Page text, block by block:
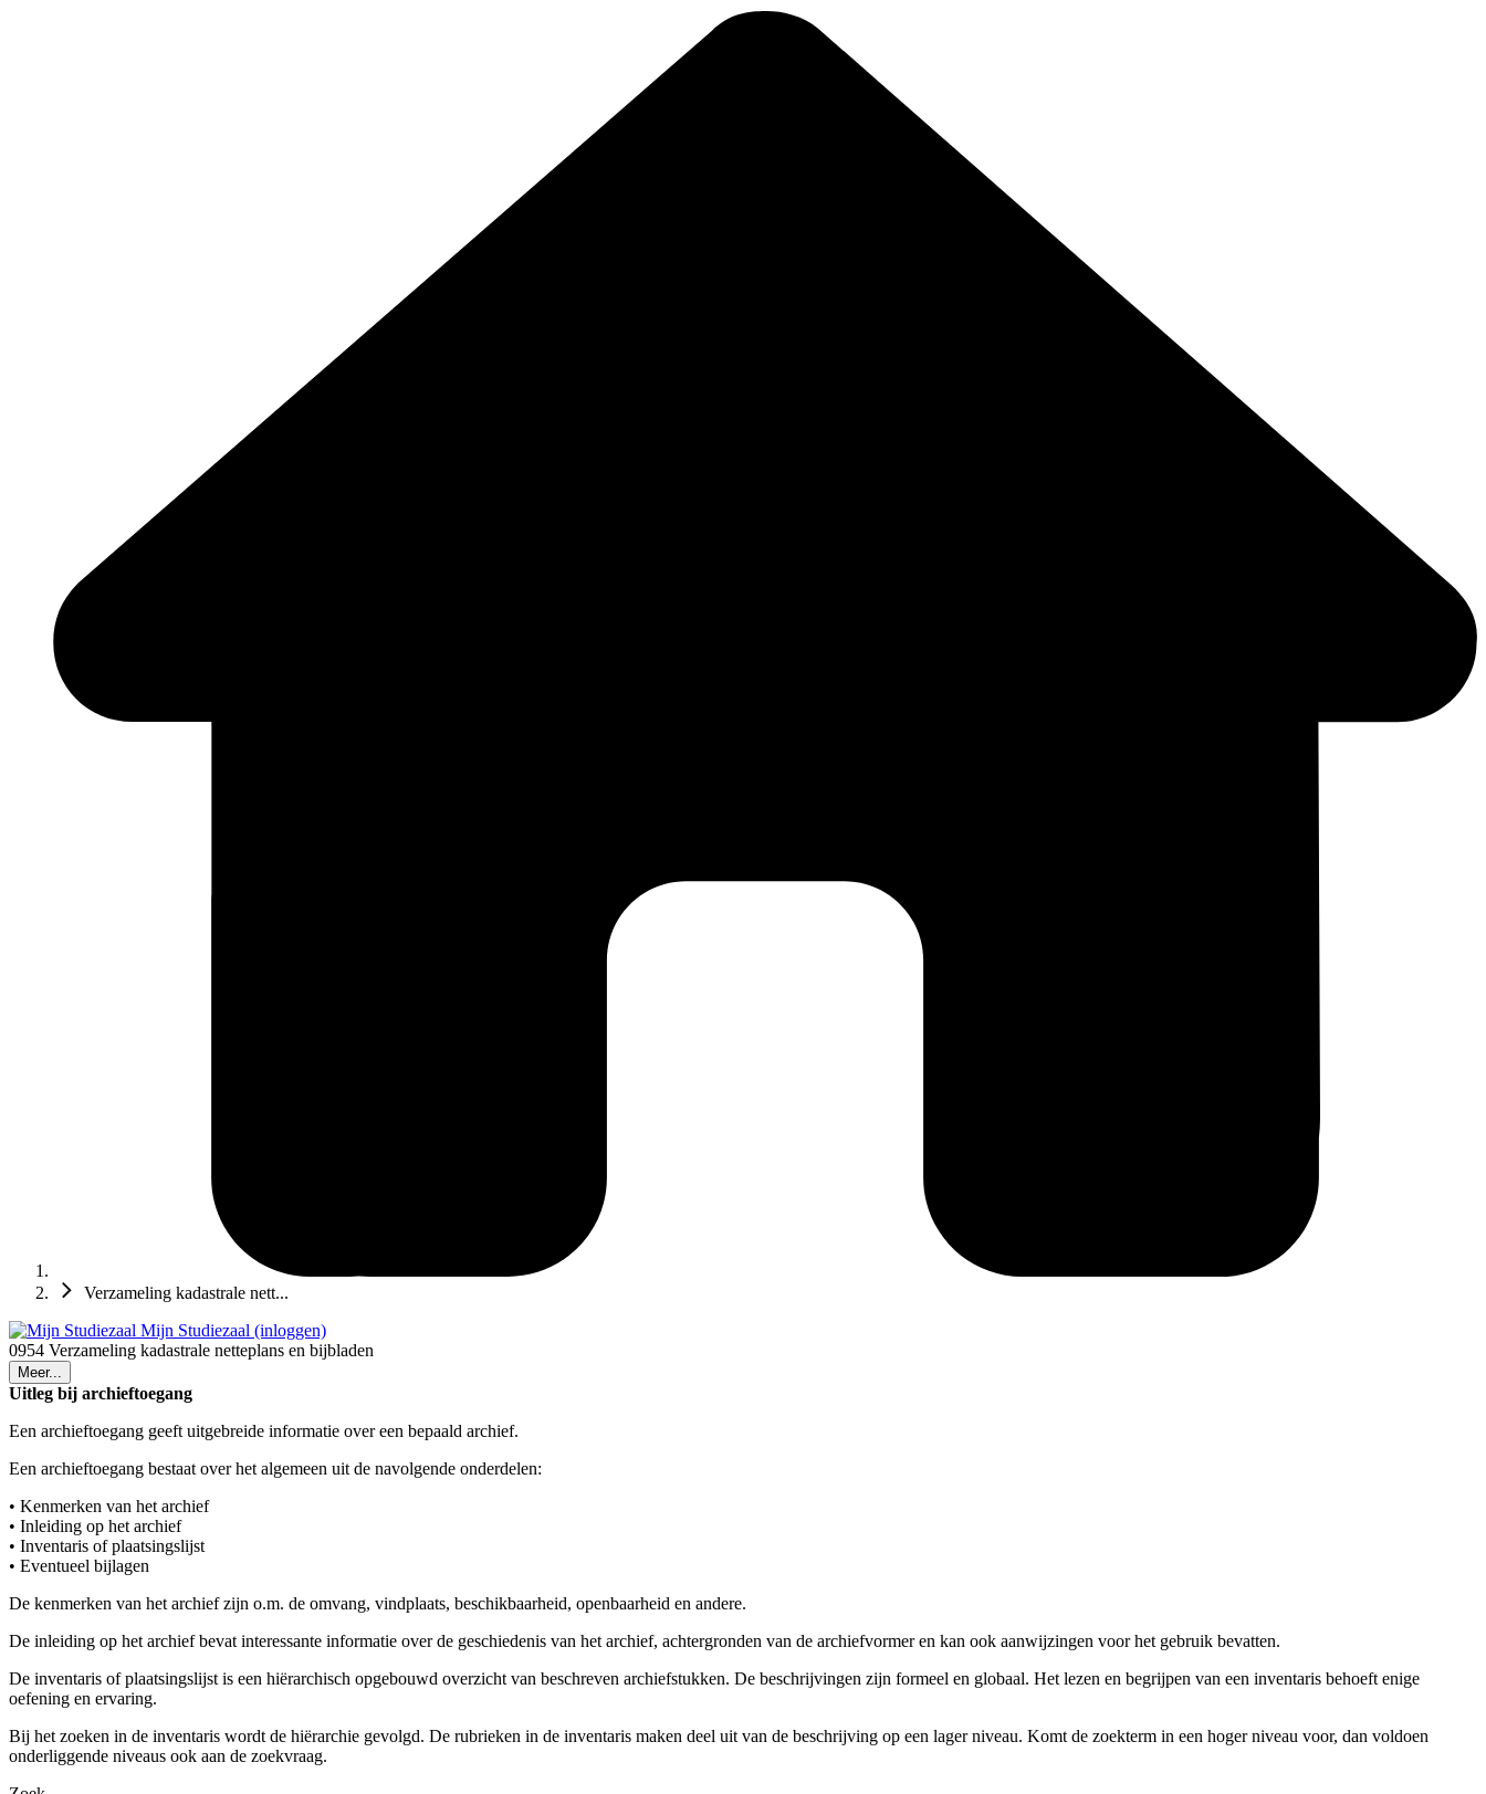
Verzameling kadastrale nett...
Mijn Studiezaal (inloggen)
0954 Verzameling kadastrale netteplans en bijbladen
Meer...
Uitleg bij archieftoegang
Een archieftoegang geeft uitgebreide informatie over een bepaald archief.
Een archieftoegang bestaat over het algemeen uit de navolgende onderdelen:
• Kenmerken van het archief
• Inleiding op het archief
• Inventaris of plaatsingslijst
• Eventueel bijlagen
De kenmerken van het archief zijn o.m. de omvang, vindplaats, beschikbaarheid, openbaarheid en andere.
De inleiding op het archief bevat interessante informatie over de geschiedenis van het archief, achtergronden van de archiefvormer en kan ook aanwijzingen voor het gebruik bevatten.
De inventaris of plaatsingslijst is een hiërarchisch opgebouwd overzicht van beschreven archiefstukken. De beschrijvingen zijn formeel en globaal. Het lezen en begrijpen van een inventaris behoeft enige
oefening en ervaring.
Bij het zoeken in de inventaris wordt de hiërarchie gevolgd. De rubrieken in de inventaris maken deel uit van de beschrijving op een lager niveau. Komt de zoekterm in een hoger niveau voor, dan voldoen
onderliggende niveaus ook aan de zoekvraag.